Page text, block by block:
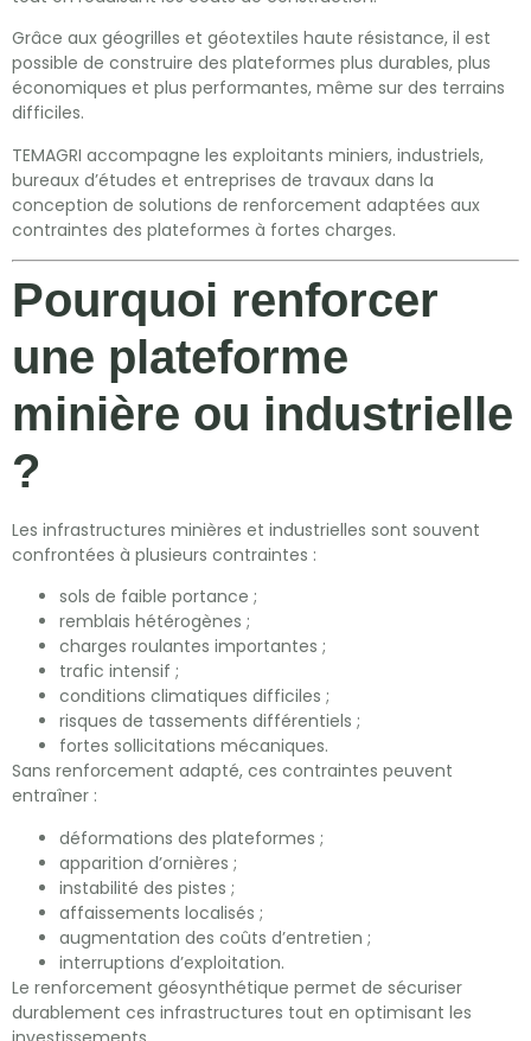
Grâce aux géogrilles et géotextiles haute résistance, il est
possible de construire des plateformes plus durables, plus
économiques et plus performantes, même sur des terrains
difficiles.
TEMAGRI accompagne les exploitants miniers, industriels,
bureaux d’études et entreprises de travaux dans la
conception de solutions de renforcement adaptées aux
contraintes des plateformes à fortes charges.
Pourquoi renforcer
une plateforme
minière ou industrielle
?
Les infrastructures minières et industrielles sont souvent
confrontées à plusieurs contraintes :
sols de faible portance ;
remblais hétérogènes ;
charges roulantes importantes ;
trafic intensif ;
conditions climatiques difficiles ;
risques de tassements différentiels ;
fortes sollicitations mécaniques.
Sans renforcement adapté, ces contraintes peuvent
entraîner :
déformations des plateformes ;
apparition d’ornières ;
instabilité des pistes ;
affaissements localisés ;
augmentation des coûts d’entretien ;
interruptions d’exploitation.
Le renforcement géosynthétique permet de sécuriser
durablement ces infrastructures tout en optimisant les